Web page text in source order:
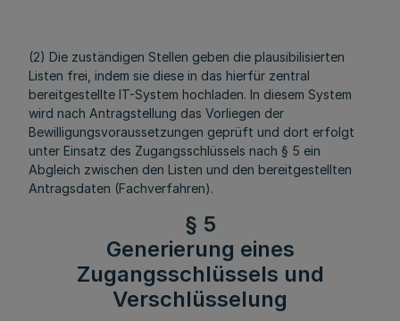
(2) Die zuständigen Stellen geben die plausibilisierten
Listen frei, indem sie diese in das hierfür zentral
bereitgestellte IT-System hochladen. In diesem System
wird nach Antragstellung das Vorliegen der
Bewilligungsvoraussetzungen geprüft und dort erfolgt
unter Einsatz des Zugangsschlüssels nach § 5 ein
Abgleich zwischen den Listen und den bereitgestellten
Antragsdaten (Fachverfahren).
§ 5
Generierung eines
Zugangsschlüssels und
Verschlüsselung